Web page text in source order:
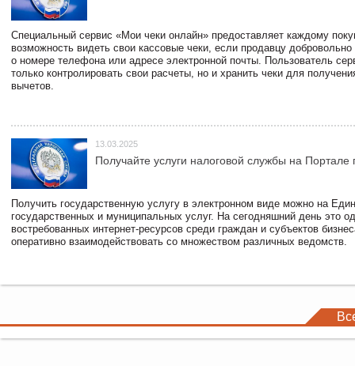
Специальный сервис «Мои чеки онлайн» предоставляет каждому
возможность видеть свои кассовые чеки, если продавцу
о номере телефона или адресе электронной почты. Пользователь
только контролировать свои расчеты, но и хранить чеки для
вычетов.
13.03.2025
Получайте услуги налоговой службы на Портале
Получить государственную услугу в электронном виде можно на
государственных и муниципальных услуг. На сегодняшний день это
востребованных интернет-ресурсов среди граждан и субъектов
оперативно взаимодействовать со множеством различных ведомств.